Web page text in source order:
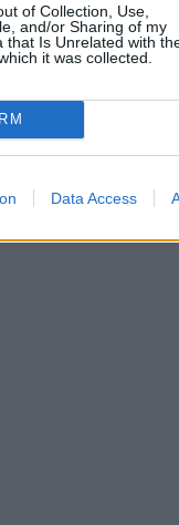
of Collection, Use,
and/or Sharing of my
that Is Unrelated with
it was collected.
Data Access